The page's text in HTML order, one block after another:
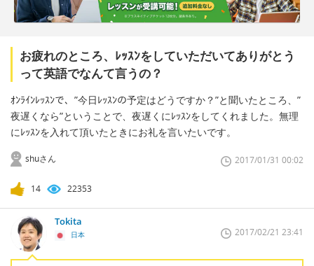
お疲れのところ、ﾚｯｽﾝをしていただいてありがとう
って英語でなんて言うの？
ｵﾝﾗｲﾝﾚｯｽﾝで、”今日ﾚｯｽﾝの予定はどうですか？”と聞いたところ、”
夜遅くなら”ということで、夜遅くにﾚｯｽﾝをしてくれました。無理
にﾚｯｽﾝを入れて頂いたときにお礼を言いたいです。
shuさん 2017/01/31 00:02
14 22353
Tokita
日本 2017/02/21 23:41